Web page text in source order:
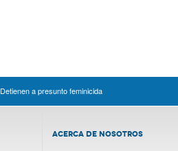
Detienen a presunto feminicida
ACERCA DE NOSOTROS